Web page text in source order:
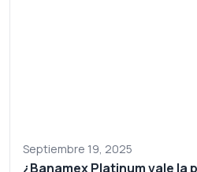
Septiembre 19, 2025
¿Banamex Platinum vale la